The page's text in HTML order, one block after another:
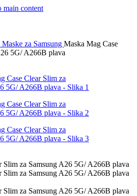
main content
Maske za Samsung Maska Mag Case
5G/ A266B plava